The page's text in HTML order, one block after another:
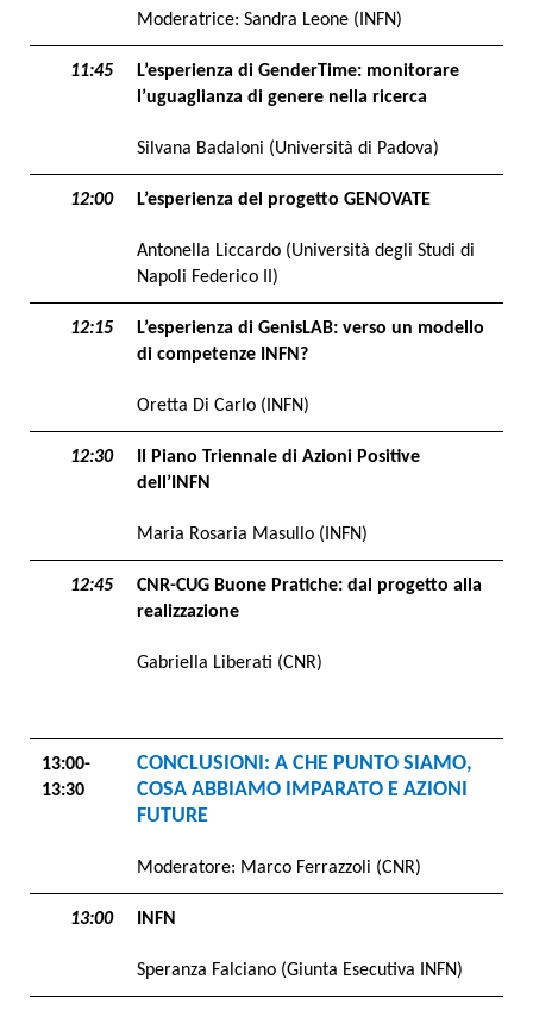
Moderatrice: Sandra Leone (INFN)
11:45
L’esperienza di GenderTime: monitorare
l’uguaglianza di genere nella ricerca
Silvana Badaloni (Università di Padova)
12:00 L’esperienza del progetto GENOVATE
Antonella Liccardo (Università degli Studi di
Napoli Federico II)
12:15
L’esperienza di GenisLAB: verso un modello
di competenze INFN?
Oretta Di Carlo (INFN)
12:30
Il Piano Triennale di Azioni Positive
dell’INFN
Maria Rosaria Masullo (INFN)
12:45
CNR-CUG Buone Pratiche: dal progetto alla
realizzazione
Gabriella Liberati (CNR)
13:00-
13:30
CONCLUSIONI: A CHE PUNTO SIAMO,
COSA ABBIAMO IMPARATO E AZIONI
FUTURE
Moderatore: Marco Ferrazzoli (CNR)
13:00 INFN
Speranza Falciano (Giunta Esecutiva INFN)